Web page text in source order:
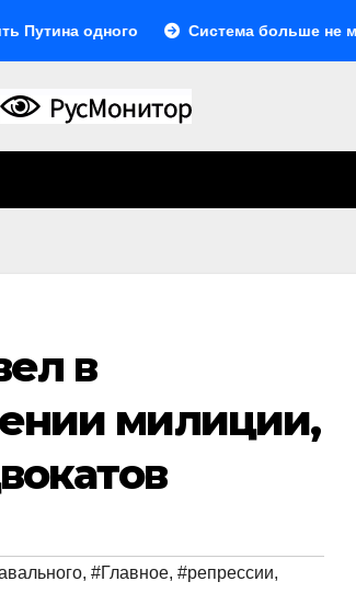
одного Система больше не монолитна
в
милиции,
, #Главное, #репрессии,